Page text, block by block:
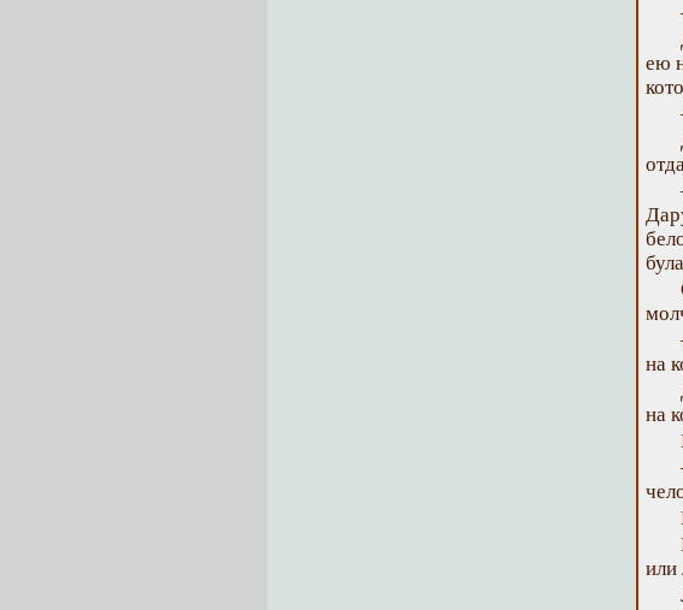
ею
на
на
или